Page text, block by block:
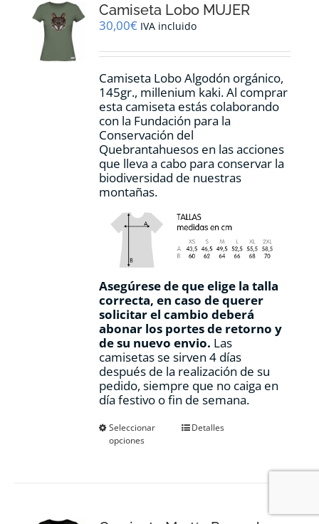
se
pueden
en
página
de
producto
Camiseta Lobo MUJER
30,00€ IVA incluido
Camiseta Lobo Algodón orgánico,
145gr., millenium kaki. Al comprar
esta camiseta estás colaborando
con la Fundación para la
Conservación del
Quebrantahuesos en las acciones
que lleva a cabo para conservar la
biodiversidad de nuestras
montañas.
Asegúrese de que elige la talla
correcta, en caso de querer
solicitar el cambio deberá
abonar los portes de retorno y
de su nuevo envio. Las
camisetas se sirven 4 días
después de la realización de su
pedido, siempre que no caiga en
día festivo o fin de semana.
Seleccionar
opciones
EsteDetalles